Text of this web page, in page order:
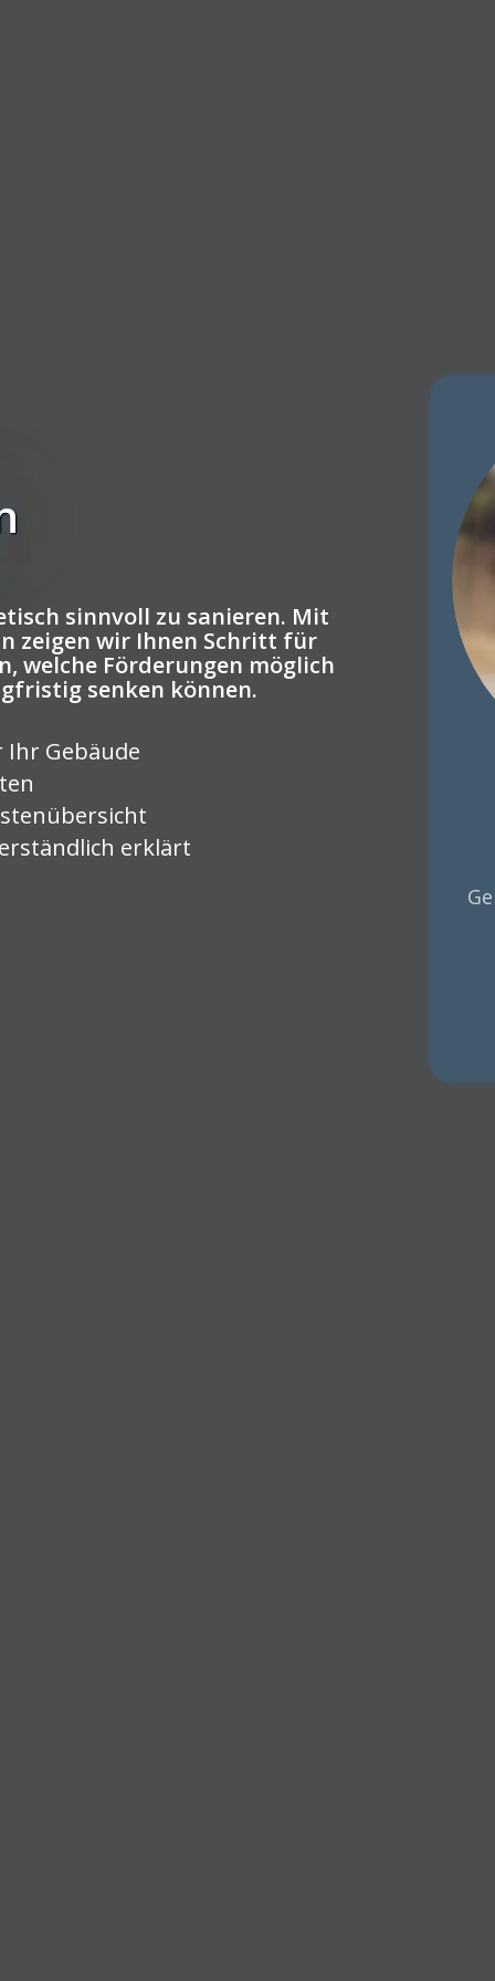
sinnvoll zu sanieren. Mit
zeigen wir Ihnen Schritt für
welche Förderungen möglich
senken können.
Gebäude
erklärt